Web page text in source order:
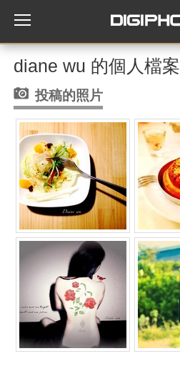
diane wu 的個人檔案
投稿的照片